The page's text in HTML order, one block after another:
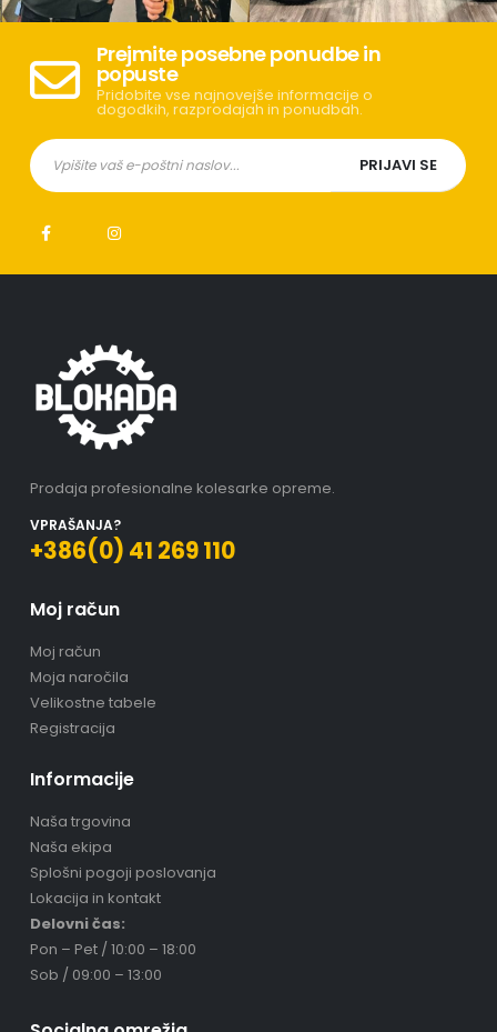
Prejmite posebne ponudbe in
popuste
Pridobite vse najnovejše informacije o
dogodkih, razprodajah in ponudbah.
Prodaja profesionalne kolesarke opreme.
VPRAŠANJA?
+386(0) 41 269 110
Moj račun
Moj račun
Moja naročila
Velikostne tabele
Registracija
Informacije
Naša trgovina
Naša ekipa
Splošni pogoji poslovanja
Lokacija in kontakt
Delovni čas:
Pon – Pet / 10:00 – 18:00
Sob / 09:00 – 13:00